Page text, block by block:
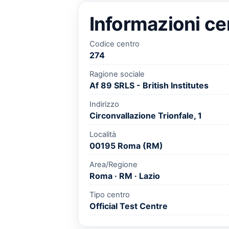
Informazioni
Codice centro
274
Ragione sociale
Af 89 SRLS - British Institutes
Indirizzo
Circonvallazione Trionfale, 1
Località
00195 Roma (RM)
Area/Regione
Roma · RM · Lazio
Tipo centro
Official Test Centre